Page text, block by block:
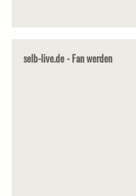
selb-live.de - Fan werden